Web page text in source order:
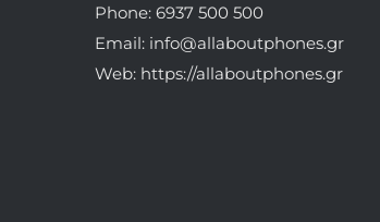
Phone: 6937 500 500
Email: info@allaboutphones.gr
Web: https://allaboutphones.gr